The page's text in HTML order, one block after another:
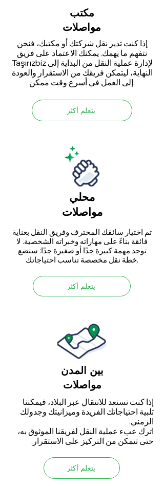
مكتب
مواصلات
إذا كنت تدير نقل شركتك أو مكتبك، فنحن
نتفهم ما يهمك. يمكنك الاعتماد على فريق
Taşırızbiz لإدارة عملية النقل من البداية إلى
النهاية، ليتمكن فريقك من الاستقرار والعودة
إلى العمل في أسرع وقت ممكن.
يتعلم أكثر
محلي
مواصلات
تم اختيار سائقك المحترف وفريق النقل بعناية
فائقة بناءً على مهاراته وخبراته الشخصية. لا
توجد مهمة كبيرة جدًا أو صغيرة جدًا: سنضع
خطة نقل مخصصة تناسب احتياجاتك.
يتعلم أكثر
بين المدن
مواصلات
إذا كنت تستعد للانتقال عبر البلاد، فيمكننا
تلبية احتياجاتك الفريدة وميزانيتك وجدولك
الزمني.
اترك عبء عملية النقل لفريقنا الموثوق به،
حتى تتمكن من التركيز على الاستقرار.
يتعلم أكثر